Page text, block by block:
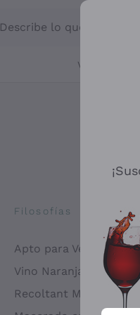
Describe lo que estás
Vinos Blancos
Filosofías
Apto para Veganos
Vino Naranja
Recoltant Manipulant